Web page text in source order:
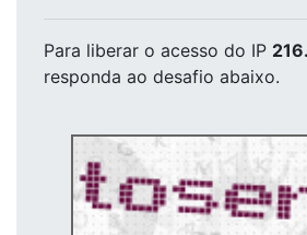
Para liberar o acesso do IP
responda ao desafio abaixo.